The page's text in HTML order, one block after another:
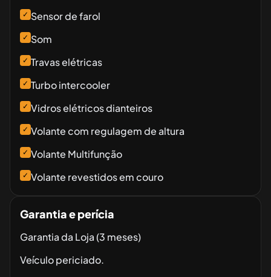
✓ Sensor de farol
✓ Som
✓ Travas elétricas
✓ Turbo intercooler
✓ Vidros elétricos dianteiros
✓ Volante com regulagem de altura
✓ Volante Multifunção
✓ Volante revestidos em couro
Garantia e perícia
Garantia da Loja (3 meses)
Veículo periciado.